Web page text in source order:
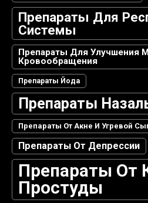
Препараты Для
Системы
Препараты Для Улучшения
Кровообращения
Препараты Йода
Препараты
Препараты От Акне И Угревой
Препараты От Депрессии
Препараты От
Простуды